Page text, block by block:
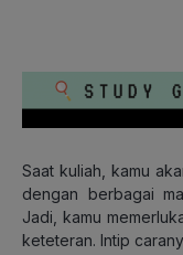
Saat kuliah, kamu
dengan berbagai
Jadi, kamu
keteteran. Intip